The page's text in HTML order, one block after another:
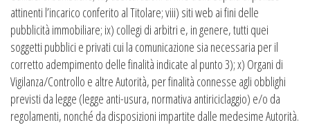
attinenti l’incarico conferito al Titolare; viii) siti web ai fini delle
pubblicità immobiliare; ix) collegi di arbitri e, in genere, tutti quei
soggetti pubblici e privati cui la comunicazione sia necessaria per il
corretto adempimento delle finalità indicate al punto 3); x) Organi di
Vigilanza/Controllo e altre Autorità, per finalità connesse agli obblighi
previsti da legge (legge anti-usura, normativa antiriciclaggio) e/o da
regolamenti, nonché da disposizioni impartite dalle medesime Autorità.